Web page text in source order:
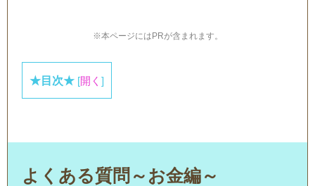
※本ページにはPRが含まれます。
★目次★ [開く ]
よくある質問～お金編～